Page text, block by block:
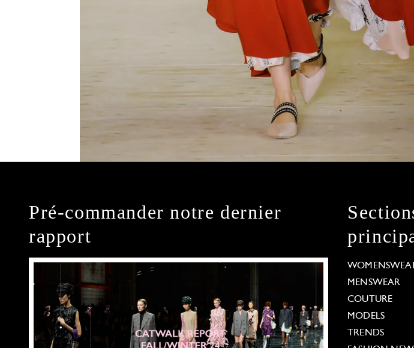
Pré-commander notre dernier
rapport
MENSWEAR
COUTURE
MODELS
TRENDS